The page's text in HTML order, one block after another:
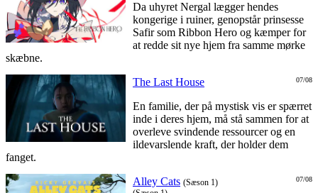
Da uhyret Nergal lægger hendes
kongerige i ruiner, genopstår prinsesse
Safir som Ribbon Hero og kæmper for
at redde sit nye hjem fra samme mørke
skæbne.
07/08
The Last House
En familie, der på mystisk vis er spærret
inde i deres hjem, må stå sammen for at
overleve svindende ressourcer og en
ildevarslende kraft, der holder dem
fanget.
07/08
Alley Cats (Sæson 1)